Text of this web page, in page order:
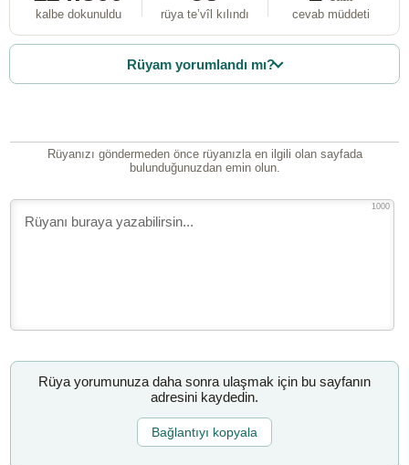
kalbe dokunuldu rüya te’vîl kılındı
cevab müddeti
Rüyam yorumlandı mı?
Rüyanızı göndermeden önce rüyanızla en ilgili olan sayfada
bulunduğunuzdan emin olun.
1000
Rüya yorumunuza daha sonra ulaşmak için bu sayfanın
adresini kaydedin.
Bağlantıyı kopyala